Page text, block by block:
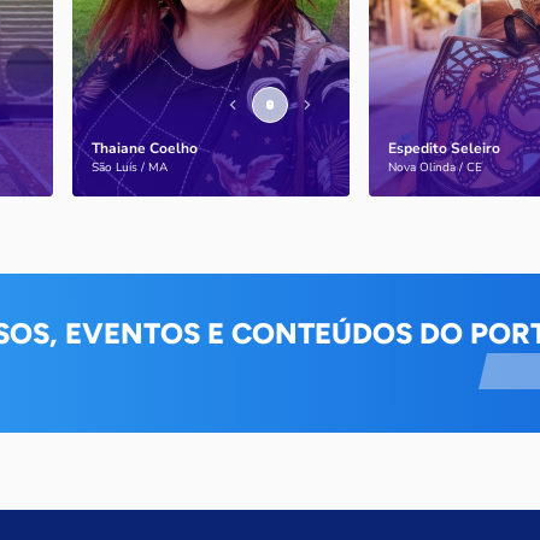
Thaiane Coelho
São Luís / MA
de pessoas com a doença
Saiba mais
Espedito Seleiro
Nova Olinda / CE
internacionais
Saiba mais
EVENTOS E CONTEÚDOS DO